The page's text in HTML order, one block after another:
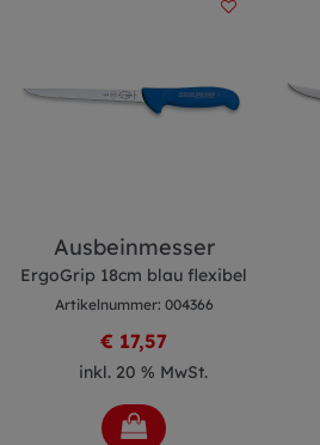
Ausbeinmesser
ErgoGrip 18cm blau flexibel
Artikelnummer: 004366
€ 17,57
inkl. 20 % MwSt.